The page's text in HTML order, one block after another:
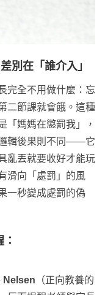
別在「誰介入」
完全不用做什麼：忘
二節課就會餓。這種
「媽媽在懲罰我」，
輯後果則不同——它
亂丟就要收好才能玩
滑向「處罰」的風
一秒變成處罰的偽
Nelsen （正向教養的